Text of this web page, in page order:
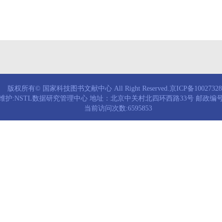
版权所有© 国家科技图书文献中心 All Right Reserved.京ICP备
护:NSTL数据研究管理中心 地址：北京中关村北四环西路33号 邮政编
当前访问次数:6595853